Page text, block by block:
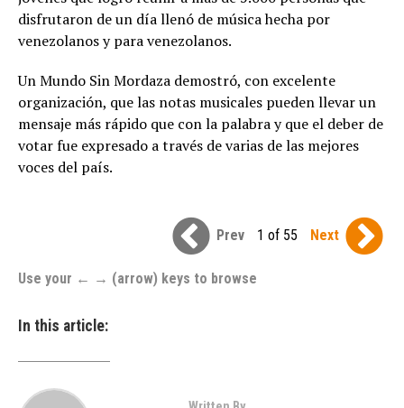
disfrutaron de un día llenó de música hecha por
venezolanos y para venezolanos.
Un Mundo Sin Mordaza demostró, con excelente
organización, que las notas musicales pueden llevar un
mensaje más rápido que con la palabra y que el deber de
votar fue expresado a través de varias de las mejores
voces del país.
Prev 1 of 55 Next
Use your ← → (arrow) keys to browse
In this article: